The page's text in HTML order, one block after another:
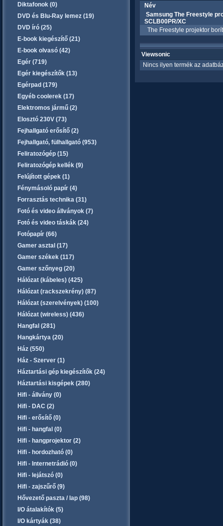
Diktafonok (0)
DVD és Blu-Ray lemez (19)
DVD író (25)
E-book kiegészítő (21)
E-book olvasó (42)
Egér (719)
Egér kiegészítők (13)
Egérpad (179)
Egyéb coolerek (17)
Elektromos jármű (2)
Elosztó 230V (73)
Fejhallgató erősítő (2)
Fejhallgató, fülhallgató (953)
Feliratozógép (15)
Feliratozógép kellék (9)
Felújított gépek (1)
Fénymásoló papír (4)
Forrasztás technika (31)
Fotó és video állványok (7)
Fotó és video táskák (24)
Fotópapír (66)
Gamer asztal (17)
Gamer székek (117)
Gamer szőnyeg (20)
Hálózat (kábeles) (425)
Hálózat (rackszekrény) (87)
Hálózat (szerelvények) (100)
Hálózat (wireless) (436)
Hangfal (281)
Hangkártya (20)
Ház (550)
Ház - Szerver (1)
Háztartási gép kiegészítők (24)
Háztartási kisgépek (280)
Hifi - állvány (0)
Hifi - DAC (2)
Hifi - erősítő (0)
Hifi - hangfal (0)
Hifi - hangprojektor (2)
Hifi - hordozható (0)
Hifi - Internetrádió (0)
Hifi - lejátszó (0)
Hifi - zajszűrő (9)
Hővezető paszta / lap (98)
I/O átalakítók (5)
I/O kártyák (38)
Név
Samsung The Freestyle
SCLB00PR/XC
The Freestyle projektor
Viewsonic
Nincs ilyen termék az